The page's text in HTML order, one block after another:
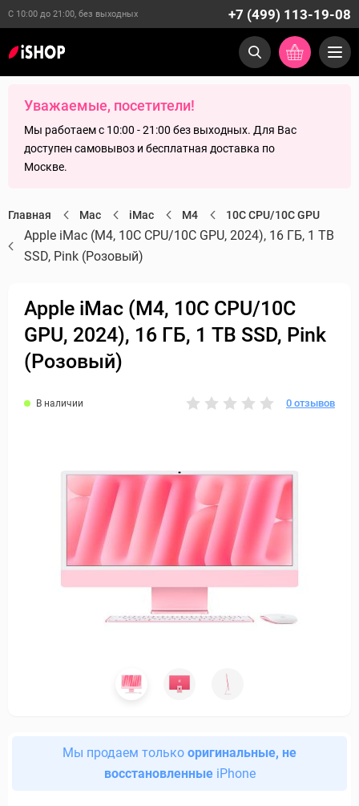
С 10:00 до 21:00, без выходных +7 (499) 113-19-08
Уважаемые, посетители!
Мы работаем с 10:00 - 21:00 без выходных. Для Вас
доступен самовывоз и бесплатная доставка по
Москве.
Главная Mac iMac M4 10C CPU/10C GPU
Apple iMac (M4, 10C CPU/10C GPU, 2024), 16 ГБ, 1 TB
SSD, Pink (Розовый)
Apple iMac (M4, 10C CPU/10C
GPU, 2024), 16 ГБ, 1 TB SSD, Pink
(Розовый)
В наличии 0 отзывов
Мы продаем только оригинальные, не
восстановленныеiPhone